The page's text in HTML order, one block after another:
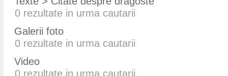
0 rezultate in urma cautarii
Galerii foto
0 rezultate in urma cautarii
Video
0 rezultate in urma cautarii